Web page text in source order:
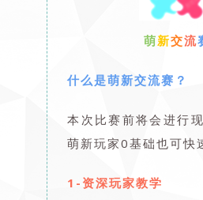
萌新交流
什么是萌新交流赛？
本次比赛前将会进行
萌新玩家0基础也可快
1- 资深玩家教学